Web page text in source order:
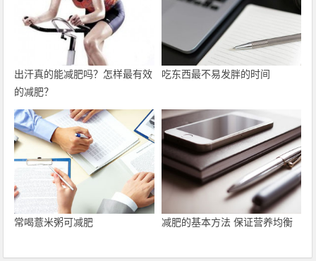
出汗真的能减肥吗？怎样最有效
的减肥？
吃东西最不易发胖的时间
常喝薏米粥可减肥 减肥的基本方法 保证营养均衡